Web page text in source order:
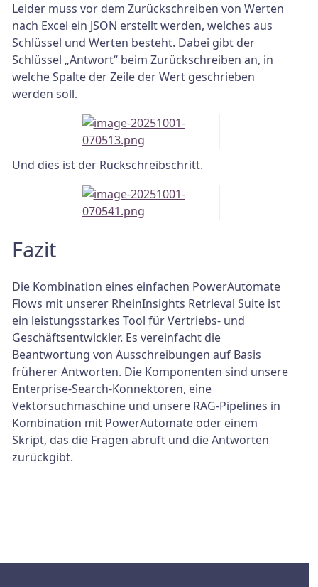
Leider muss vor dem Zurückschreiben von Werten
nach Excel ein JSON erstellt werden, welches aus
Schlüssel und Werten besteht. Dabei gibt der
Schlüssel „Antwort“ beim Zurückschreiben an, in
welche Spalte der Zeile der Wert geschrieben
werden soll.
Und dies ist der Rückschreibschritt.
Fazit
Die Kombination eines einfachen PowerAutomate
Flows mit unserer RheinInsights Retrieval Suite ist
ein leistungsstarkes Tool für Vertriebs- und
Geschäftsentwickler. Es vereinfacht die
Beantwortung von Ausschreibungen auf Basis
früherer Antworten. Die Komponenten sind unsere
Enterprise-Search-Konnektoren, eine
Vektorsuchmaschine und unsere RAG-Pipelines in
Kombination mit PowerAutomate oder einem
Skript, das die Fragen abruft und die Antworten
zurückgibt.